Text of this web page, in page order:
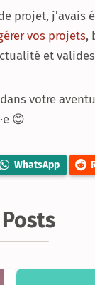
projet, j’avais
vos projets,
et
votre
😊
WhatsApp